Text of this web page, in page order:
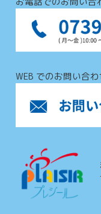
WEB でのお問い合